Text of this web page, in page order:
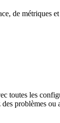
de métriques
toutes les
problèmes ou